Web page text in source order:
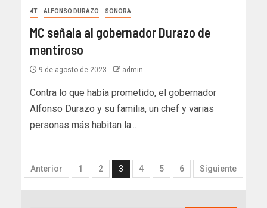
4T ALFONSO DURAZO SONORA
MC señala al gobernador Durazo de
mentiroso
9 de agosto de 2023 admin
Contra lo que había prometido, el gobernador
Alfonso Durazo y su familia, un chef y varias
personas más habitan la...
Anterior 1 2 3 4 5 6 Siguiente